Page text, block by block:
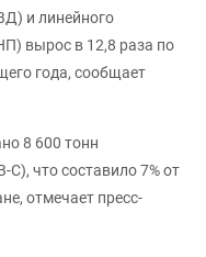
и линейного
вырос в 12,8 раза по
года, сообщает
8 600 тонн
что составило 7% от
отмечает пресс-